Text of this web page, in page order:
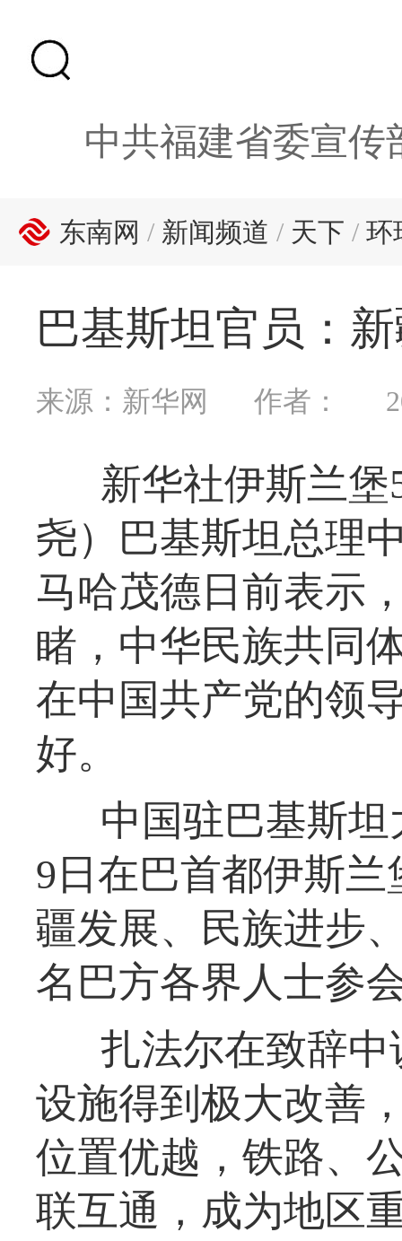
中共福建省委宣传
东南网 / 新闻频道 / 天下 / 环
巴基斯坦官员：
来源：新华网 作者：
新华社伊斯兰
尧）巴基斯坦总理
马哈茂德日前表示
睹，中华民族共同
在中国共产党的领
好。
中国驻巴基斯
9日在巴首都伊斯兰
疆发展、民族进步
名巴方各界人士参
扎法尔在致辞
设施得到极大改善
位置优越，铁路、
联互通，成为地区